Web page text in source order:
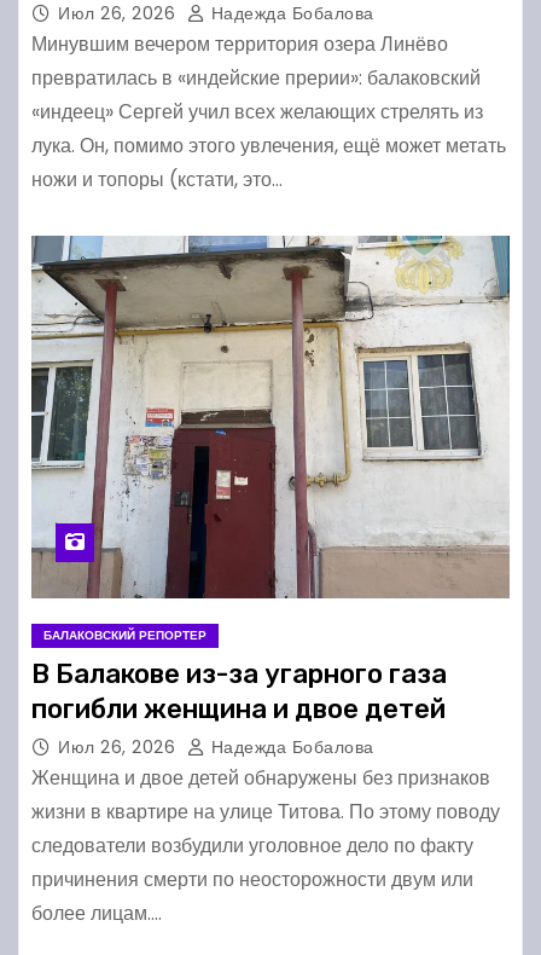
Июл 26, 2026 Надежда Бобалова
Минувшим вечером территория озера Линёво
превратилась в «индейские прерии»: балаковский
«индеец» Сергей учил всех желающих стрелять из
лука. Он, помимо этого увлечения, ещё может метать
ножи и топоры (кстати, это…
БАЛАКОВСКИЙ РЕПОРТЕР
В Балакове из-за угарного газа
погибли женщина и двое детей
Июл 26, 2026 Надежда Бобалова
Женщина и двое детей обнаружены без признаков
жизни в квартире на улице Титова. По этому поводу
следователи возбудили уголовное дело по факту
причинения смерти по неосторожности двум или
более лицам.…